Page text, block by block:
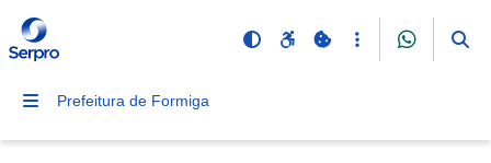
Prefeitura de Formiga